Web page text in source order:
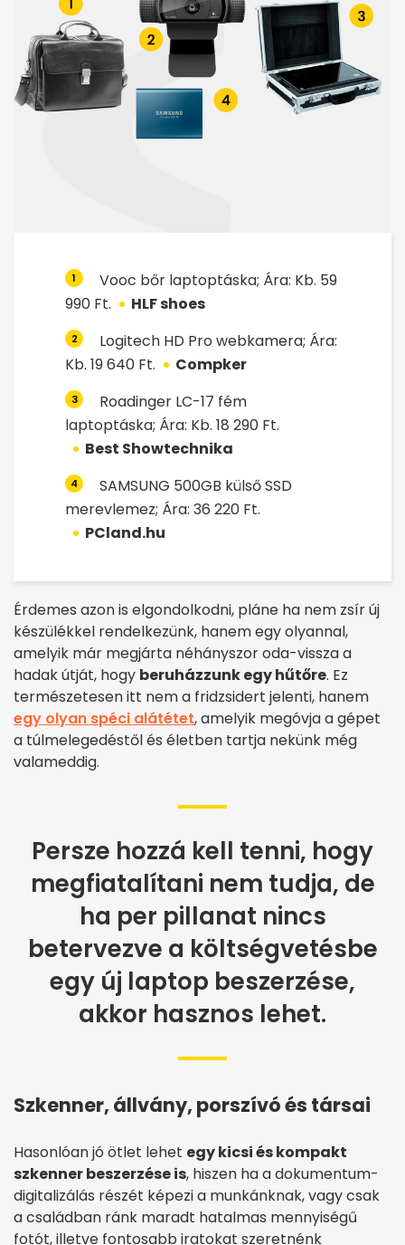
1
Vooc bőr laptoptáska; Ára: Kb. 59
990 Ft.
HLF shoes
2
Logitech HD Pro webkamera; Ára:
Kb. 19 640 Ft.
Compker
3
Roadinger LC-17 fém
laptoptáska; Ára: Kb. 18 290 Ft.
Best Showtechnika
4
SAMSUNG 500GB külső SSD
merevlemez; Ára: 36 220 Ft.
PCland.hu
Érdemes azon is elgondolkodni, pláne ha nem zsír új
készülékkel rendelkezünk, hanem egy olyannal,
amelyik már megjárta néhányszor oda-vissza a
hadak útját, hogy beruházzunk egy hűtőre. Ez
természetesen itt nem a fridzsidert jelenti, hanem
egy olyan spéci alátétet, amelyik megóvja a gépet
a túlmelegedéstől és életben tartja nekünk még
valameddig.
Persze hozzá kell tenni, hogy
megfiatalítani nem tudja, de
ha per pillanat nincs
betervezve a költségvetésbe
egy új laptop beszerzése,
akkor hasznos lehet.
Szkenner, állvány, porszívó és társai
Hasonlóan jó ötlet lehet egy kicsi és kompakt
szkenner beszerzése is, hiszen ha a dokumentum-
digitalizálás részét képezi a munkánknak, vagy csak
a családban ránk maradt hatalmas mennyiségű
fotót, illetve fontosabb iratokat szeretnénk